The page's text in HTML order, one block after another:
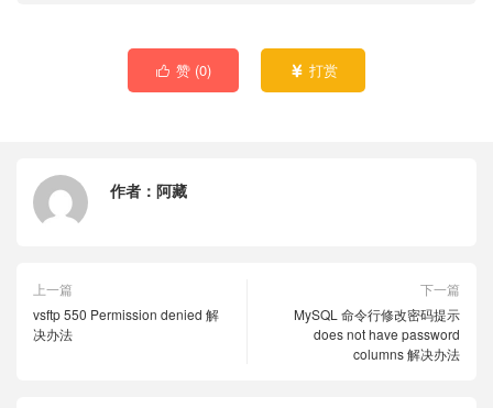
 赞 (0)  打赏
作者： 阿藏
上一篇
vsftp 550 Permission denied 解
决办法
下一篇
MySQL 命令行修改密码提示
does not have password
columns 解决办法